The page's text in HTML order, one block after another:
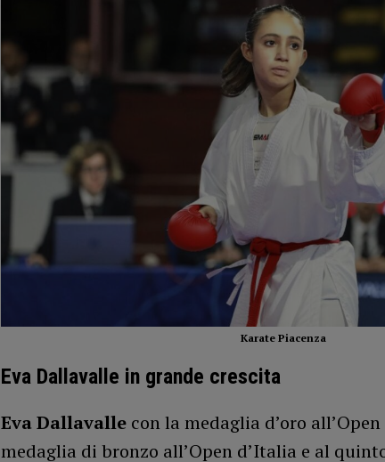
Karate Piacenza
Eva Dallavalle in grande crescita
Eva Dallavallecon la medaglia d’oro
medaglia di bronzo all’Open d’Italia e al